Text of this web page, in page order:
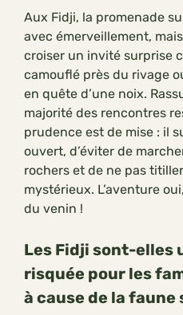
Aux Fidji, la promenade
avec émerveillement,
croiser un invité surprise
camouflé près du rivage
en quête d’une noix.
majorité des rencontres
prudence est de mise : il
ouvert, d’éviter de
rochers et de ne pas
mystérieux. L’aventure
du venin !
Les Fidji sont-elles
risquée pour les
à cause de la faune